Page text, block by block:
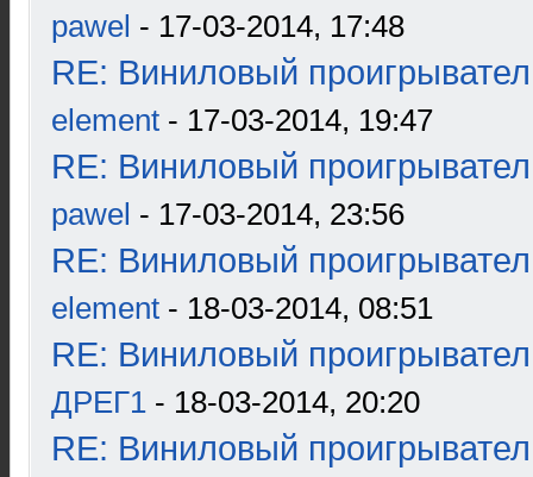
pawel - 17-03-2014, 17:48
RE: Виниловый
element - 17-03-2014, 19:47
RE: Виниловый
pawel - 17-03-2014, 23:56
RE: Виниловый
element - 18-03-2014, 08:51
RE: Виниловый
ДРЕГ1 - 18-03-2014, 20:20
RE: Виниловый